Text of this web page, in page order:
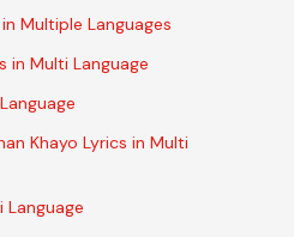
Multiple Languages
in Multi Language
Khayo Lyrics in Multi
Language